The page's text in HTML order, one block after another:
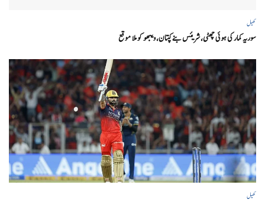
کھیل
سوریہ کمار کی ہوئی چھٹی، شریئس بنے کپتان، ویبھو کو ملا موقع
کھیل